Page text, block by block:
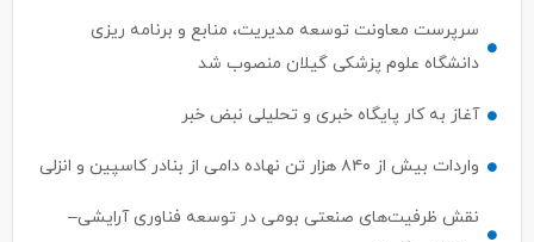
سرپرست معاونت توسعه مدیریت، منابع و برنامه ریزی
دانشگاه علوم پزشکی گیلان منصوب شد
آغاز به کار پایگاه خبری و تحلیلی نبض خبر
واردات بیش از ۸۴۰ هزار تن نهاده دامی از بنادر كاسپین و انزلی
نقش ظرفیت‌های صنعتی بومی در توسعه فناوری آرایشی–